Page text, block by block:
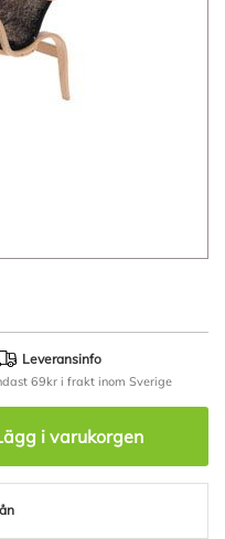
Leveransinfo
69kr i frakt inom Sverige
i varukorgen